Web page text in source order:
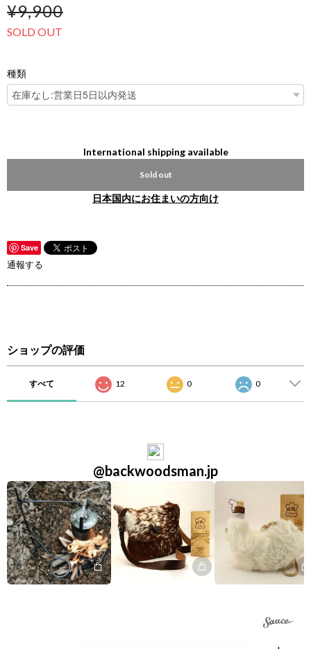
¥9,900
SOLD OUT
種類
International shipping available
Sold out
日本国内にお住まいの方向け
Save
通報する
ショップの評価
すべて 12 0 0
@backwoodsman.jp